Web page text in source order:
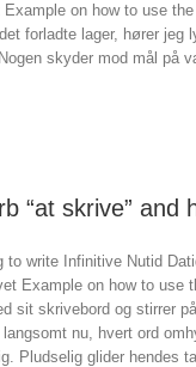
on how to use
forladte lager, hører jeg
skyder mod mål på
“at skrive” and
to write Infinitive Nutid
Example on how to use
sit skrivebord og stirrer
nu, hvert ord
Pludselig glider hendes